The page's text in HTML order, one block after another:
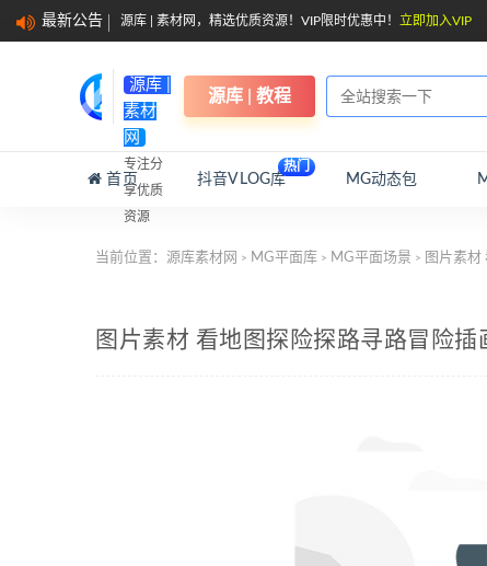
最新公告 源库 | 素材网，精选优质资源！VIP限时优惠中！ 立即加入VIP
源库 |
素材
网
专注分
享优质
资源
源库 | 教程
首页 抖音VLOG库
热门
MG动态包
当前位置： 源库素材网 > MG平面库 > MG平面场景 > 图片素材
图片素材 看地图探险探路寻路冒险插